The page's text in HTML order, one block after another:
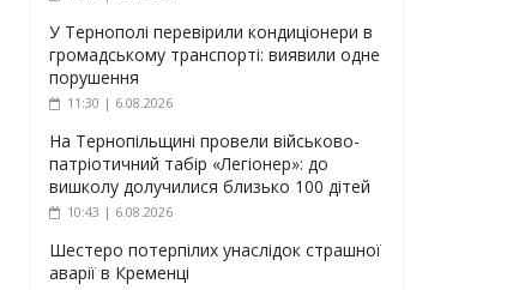
У Тернополі перевірили кондиціонери в
громадському транспорті: виявили одне
порушення
11:30 | 6.08.2026
На Тернопільщині провели військово-
патріотичний табір «Легіонер»: до
вишколу долучилися близько 100 дітей
10:43 | 6.08.2026
Шестеро потерпілих унаслідок страшної
аварії в Кременці